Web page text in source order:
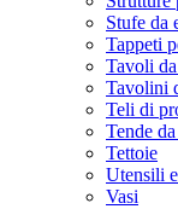
Stufe da
Tappeti
Tavoli
Tavolini
Teli di
Tende
Tettoie
Utensili
Vasi